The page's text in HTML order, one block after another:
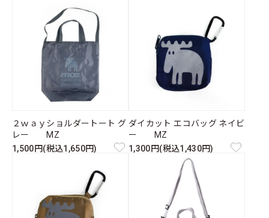
２ｗａｙショルダートート グ
レー MZ
1,500円(税込1,650円)
ダイカット エコバッグ ネイビ
ー MZ
1,300円(税込1,430円)